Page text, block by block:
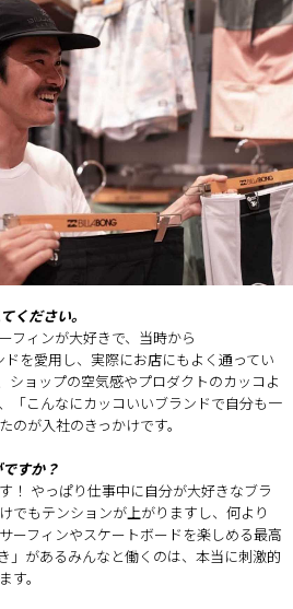
ください。
フィンが大好きで、当時から
ドを愛用し、実際にお店にもよく通ってい
ショップの空気感やプロダクトのカッコよ
「こんなにカッコいいブランドで自分も一
が入社のきっかけです。
すか？
！ やっぱり仕事中に自分が大好きなブラ
でもテンションが上がりますし、何より
ーフィンやスケートボードを楽しめる最高
」があるみんなと働くのは、本当に刺激的
。